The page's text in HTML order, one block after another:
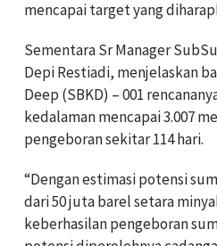
mencapai target yang
Sementara Sr Manager
Depi Restiadi, menjelaskan
Deep (SBKD) – 001
kedalaman mencapai 3.007
pengeboran sekitar 114 hari.
“Dengan estimasi potensi
dari 50 juta barel setara
keberhasilan pengeboran